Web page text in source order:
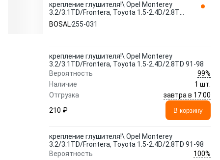
крепление глушителя!\ Opel Monterey
3.2/3.1TD/Frontera, Toyota 1.5-2.4D/2.8TD
91-98 255-031 BOSAL
BOSAL255-031
крепление глушителя!\ Opel Monterey
3.2/3.1TD/Frontera, Toyota 1.5-2.4D/2.8TD 91-98
Вероятность
99%
Наличие
1 шт.
Отгрузка
завтра в 17:00
210 ₽
В корзину
крепление глушителя!\ Opel Monterey
3.2/3.1TD/Frontera, Toyota 1.5-2.4D/2.8TD 91-98
Вероятность
100%